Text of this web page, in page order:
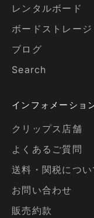
レンタルボード
ボードストレージ
ブログ
Search
インフォメーショ
クリップス店舗
よくあるご質問
送料・関税につい
お問い合わせ
販売約款